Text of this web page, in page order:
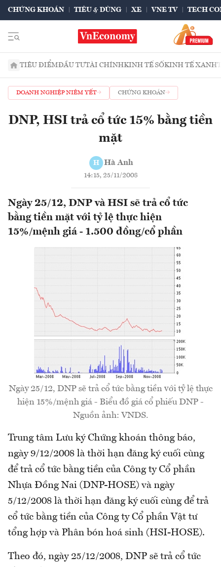
CHỨNG KHOÁN TIÊU & DÙNG XE VNE TV TECH
TIÊU ĐIỂMĐẦU TƯTÀI CHÍNHKINH TẾ SỐKINH TẾ XANH
DOANH NGHIỆP NIÊM YẾT CHỨNG KHOÁN
DNP, HSI trả cổ tức 15% bằng tiền
mặt
H Hà Anh
14:15, 25/11/2008
Ngày 25/12, DNP và HSI sẽ trả cổ tức
bằng tiền mặt với tỷ lệ thực hiện
15%/mệnh giá - 1.500 đồng/cổ phần
Ngày 25/12, DNP sẽ trả cổ tức bằng tiền với tỷ lệ thực
hiện 15%/mệnh giá - Biểu đồ giá cổ phiếu DNP -
Nguồn ảnh: VNDS.
Trung tâm Lưu ký Chứng khoán thông báo,
ngày 9/12/2008 là thời hạn đăng ký cuối cùng
để trả cổ tức bằng tiền của Công ty Cổ phần
Nhựa Đồng Nai (DNP-HOSE) và ngày
5/12/2008 là thời hạn đăng ký cuối cùng để trả
cổ tức bằng tiền của Công ty Cổ phần Vật tư
tổng hợp và Phân bón hoá sinh (HSI-HOSE).
Theo đó, ngày 25/12/2008, DNP sẽ trả cổ tức